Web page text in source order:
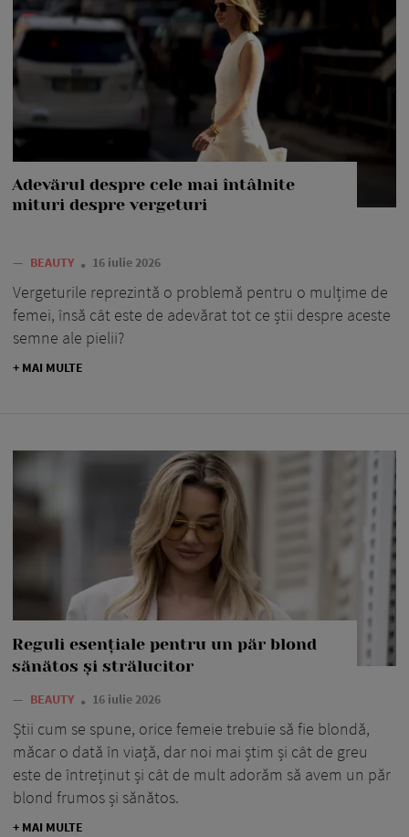
Adevărul despre cele mai întâlnite
mituri despre vergeturi
— BEAUTY 16 iulie 2026
Vergeturile reprezintă o problemă pentru o mulțime de
femei, însă cât este de adevărat tot ce știi despre aceste
semne ale pielii?
+ MAI MULTE
Reguli esențiale pentru un păr blond
sănătos și strălucitor
— BEAUTY 16 iulie 2026
Știi cum se spune, orice femeie trebuie să fie blondă,
măcar o dată în viață, dar noi mai știm și cât de greu
este de întreținut și cât de mult adorăm să avem un păr
blond frumos și sănătos.
+ MAI MULTE